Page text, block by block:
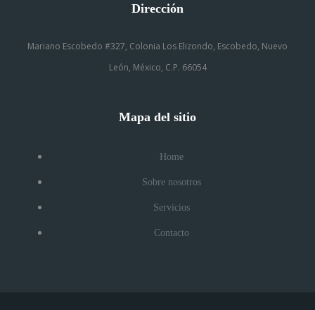
Dirección
Mariano Escobedo #327, Colonia Los Elizondo, Escobedo, Nuevo
León, México, C.P. 66054
Mapa del sitio
Home
Sobre nosotros
Servicios
Contacto